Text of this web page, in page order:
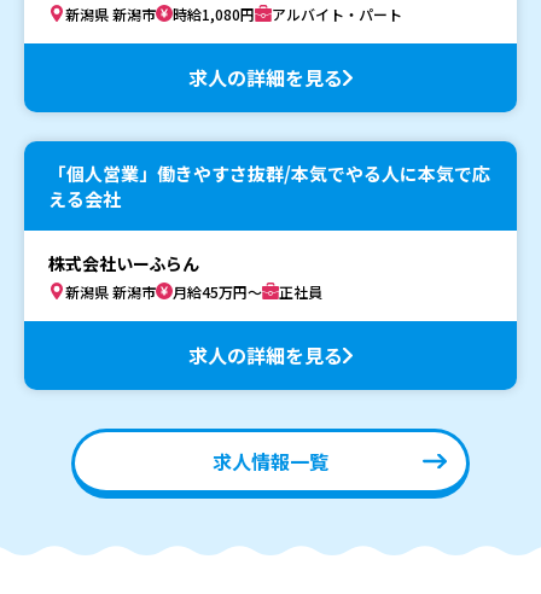
新潟県 新潟市 時給1,080円 アルバイト・パート
求人の詳細を見る
「個人営業」働きやすさ抜群/本気でやる人に本気で応
える会社
株式会社いーふらん
新潟県 新潟市 月給45万円～ 正社員
求人の詳細を見る
求人情報一覧